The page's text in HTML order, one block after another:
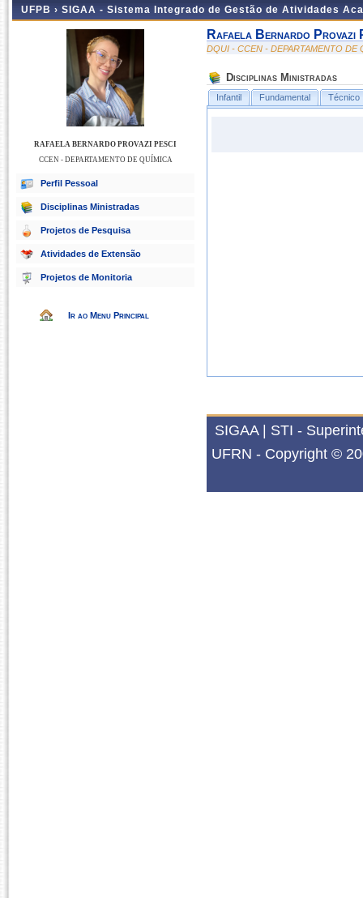
UFPB › SIGAA - Sistema Integrado de Gestão de Atividades
RAFAELA BERNARDO PROVAZI PESCI
CCEN - DEPARTAMENTO DE QUÍMICA
Perfil Pessoal
Disciplinas Ministradas
Projetos de Pesquisa
Atividades de Extensão
Projetos de Monitoria
Ir ao Menu Principal
Rafaela Bernardo Provazi
DQUI - CCEN - DEPARTAMENTO DE
Disciplinas Ministradas
Infantil Fundamental Técnico
SIGAA | STI -
UFRN - Copyright ©